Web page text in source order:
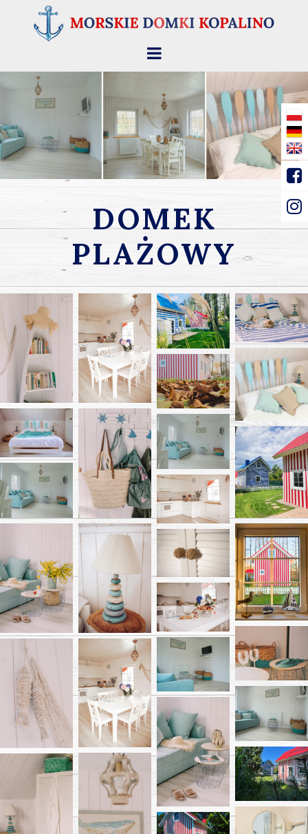
DOMEK
PLAŻOWY